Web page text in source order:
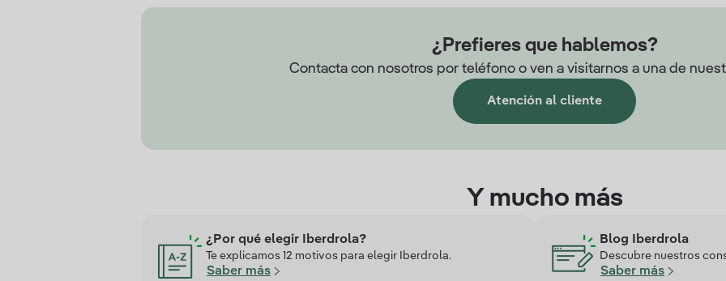
¿Prefieres que hablemos?
Contacta con nosotros por teléfono o ven a visitarnos a una de
Atención al cliente
Y mucho más
¿Por qué elegir Iberdrola?
Te explicamos 12 motivos para elegir Iberdrola.
Saber más
Blog Iberdrola
Descubre nuestros
Saber más